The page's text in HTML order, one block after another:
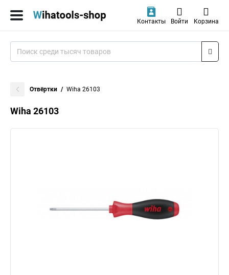
Контакты Войти Корзина
Отвёртки Wiha 26103
Wiha 26103